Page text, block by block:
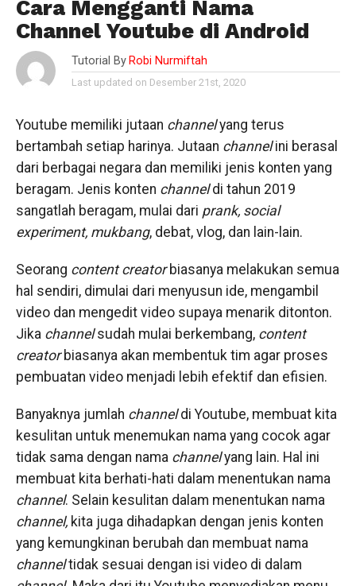
Cara Mengganti Nama
Channel Youtube di Android
Tutorial By Robi Nurmiftah
Last updated on Desember 21st, 2020
Youtube memiliki jutaan channelyang terus
bertambah setiap harinya. Jutaan channelini berasal
dari berbagai negara dan memiliki jenis konten yang
beragam. Jenis konten channeldi tahun 2019
sangatlah beragam, mulai dari prank, social
experiment, mukbang, debat, vlog, dan lain-lain.
Seorang content creatorbiasanya melakukan semua
hal sendiri, dimulai dari menyusun ide, mengambil
video dan mengedit video supaya menarik ditonton.
Jika channelsudah mulai berkembang, content
creatorbiasanya akan membentuk tim agar proses
pembuatan video menjadi lebih efektif dan efisien.
Banyaknya jumlah channeldi Youtube, membuat kita
kesulitan untuk menemukan nama yang cocok agar
tidak sama dengan nama channelyang lain. Hal ini
membuat kita berhati-hati dalam menentukan nama
channel. Selain kesulitan dalam menentukan nama
channel,kita juga dihadapkan dengan jenis konten
yang kemungkinan berubah dan membuat nama
channeltidak sesuai dengan isi video di dalam